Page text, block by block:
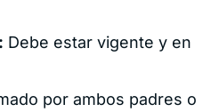
Debe estar vigente y en
por ambos padres o